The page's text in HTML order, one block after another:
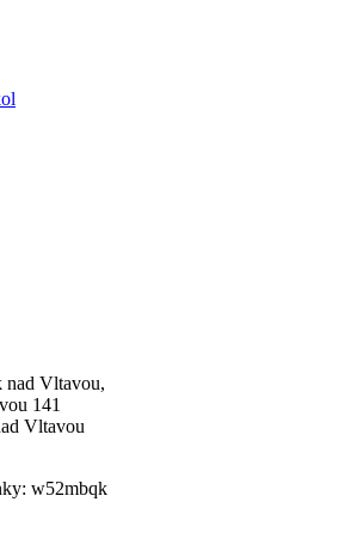
nad Vltavou,
141
Vltavou
w52mbqk